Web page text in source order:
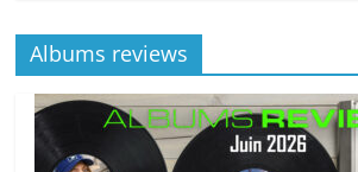
Albums reviews